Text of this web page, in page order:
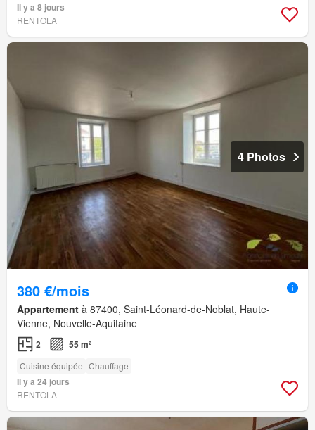
Il y a 8 jours
RENTOLA
4 Photos
380 €/mois
Appartement à 87400, Saint-Léonard-de-Noblat, Haute-
Vienne, Nouvelle-Aquitaine
2 55 m²
Cuisine équipée Chauffage
Il y a 24 jours
RENTOLA